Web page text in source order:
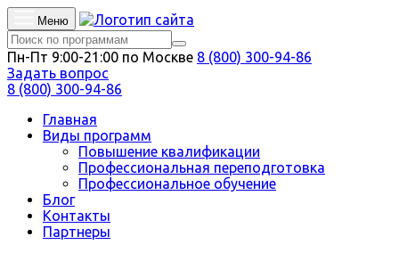
Меню
Пн-Пт 9:00-21:00 по Москве 8 (800) 300-94-86
Задать вопрос
8 (800) 300-94-86
Главная
Виды программ
Повышение квалификации
Профессиональная переподготовка
Профессиональное обучение
Блог
Контакты
Партнеры